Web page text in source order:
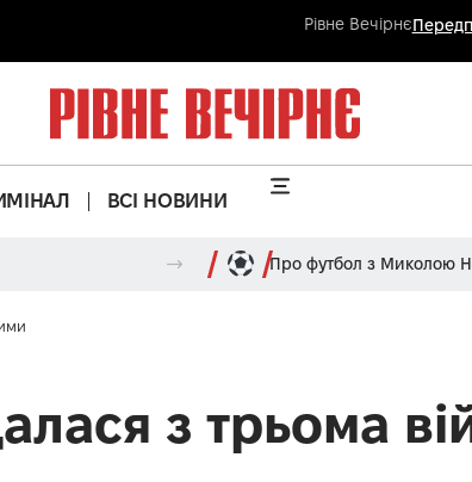
Рівне Вечірнє
ВСІ НОВИНИ
Про футбол з Миколою
з трьома